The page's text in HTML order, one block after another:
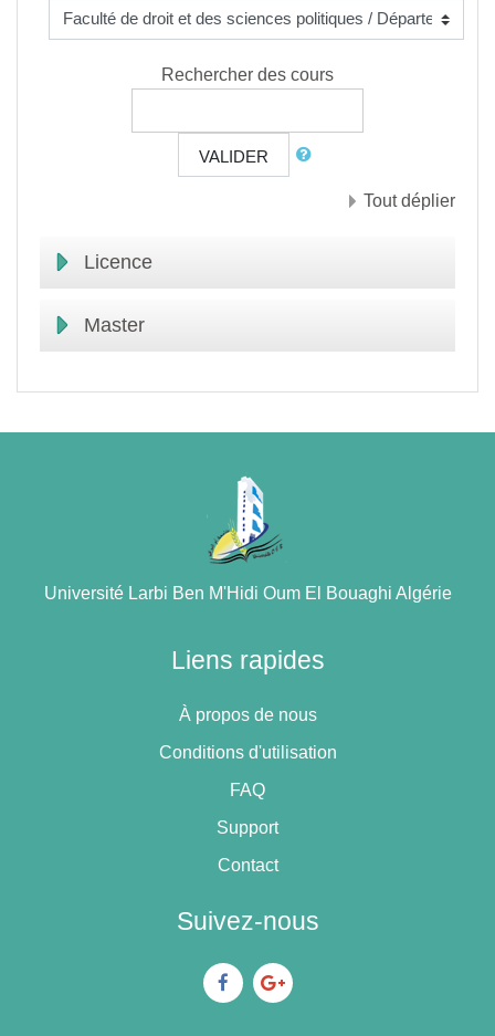
Rechercher des cours
VALIDER
Tout déplier
Licence
Master
Université Larbi Ben M'Hidi Oum El Bouaghi Algérie
Liens rapides
À propos de nous
Conditions d'utilisation
FAQ
Support
Contact
Suivez-nous